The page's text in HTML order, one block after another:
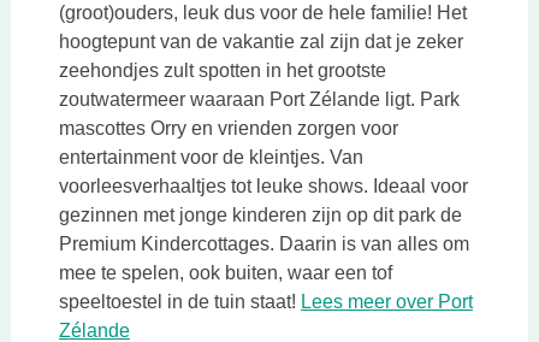
(groot)ouders, leuk dus voor de hele familie! Het
hoogtepunt van de vakantie zal zijn dat je zeker
zeehondjes zult spotten in het grootste
zoutwatermeer waaraan Port Zélande ligt. Park
mascottes Orry en vrienden zorgen voor
entertainment voor de kleintjes. Van
voorleesverhaaltjes tot leuke shows. Ideaal voor
gezinnen met jonge kinderen zijn op dit park de
Premium Kindercottages. Daarin is van alles om
mee te spelen, ook buiten, waar een tof
speeltoestel in de tuin staat! Lees meer over Port
ZélandeDeze link opent in een nieuwe tab